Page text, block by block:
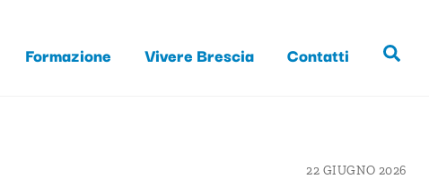
Formazione Vivere Brescia Contatti
22 GIUGNO 2026